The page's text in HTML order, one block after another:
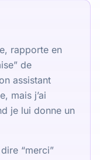
rapporte en
de
assistant
mais j’ai
je lui donne un
“merci”